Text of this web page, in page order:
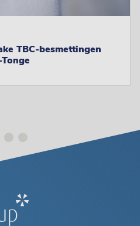
TBC-besmettingen